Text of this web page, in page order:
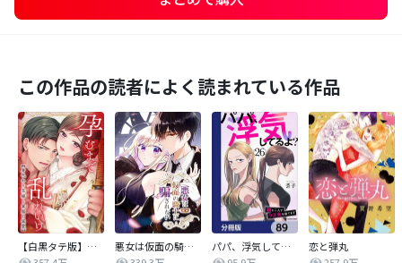
この作品の読者によく読まれている作品
【白黒タテ版】孕むまで乱れいけ～身代わり花嫁と軍服の猛愛
悪女は仮面の騎士に騙されない
パパ、浮気してるよ？娘と二人でクズ夫を捨てます【分冊版】
恋と弾丸